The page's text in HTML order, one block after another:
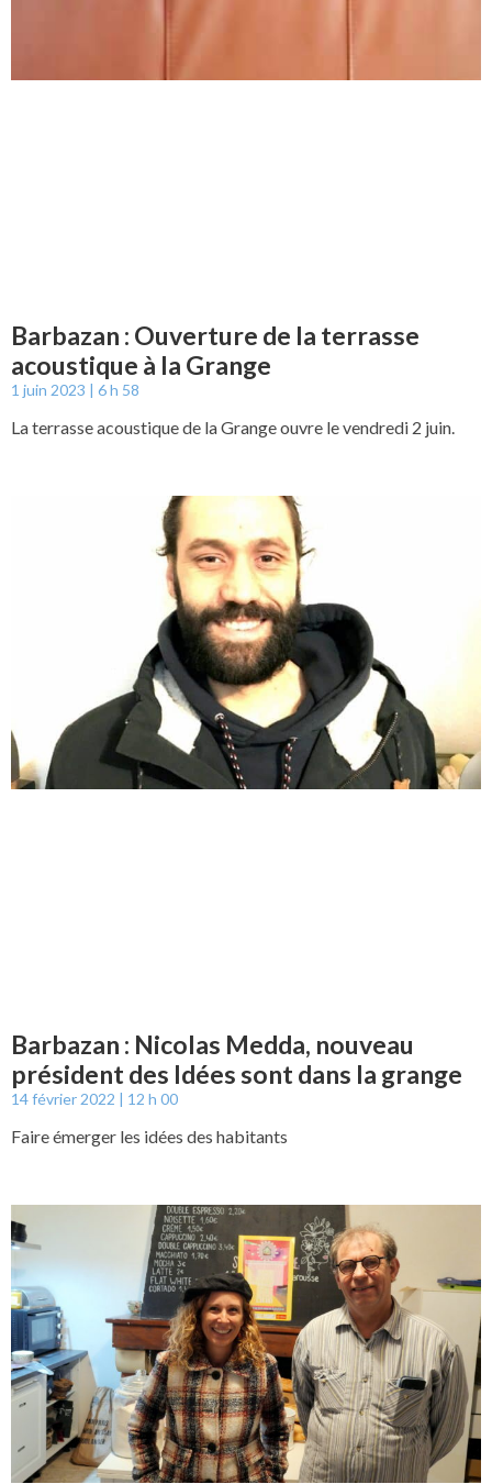
Barbazan : Ouverture de la terrasse
acoustique à la Grange
1 juin 2023 6 h 58
La terrasse acoustique de la Grange ouvre le vendredi 2 juin.
Barbazan : Nicolas Medda, nouveau
président des Idées sont dans la grange
14 février 2022 12 h 00
Faire émerger les idées des habitants